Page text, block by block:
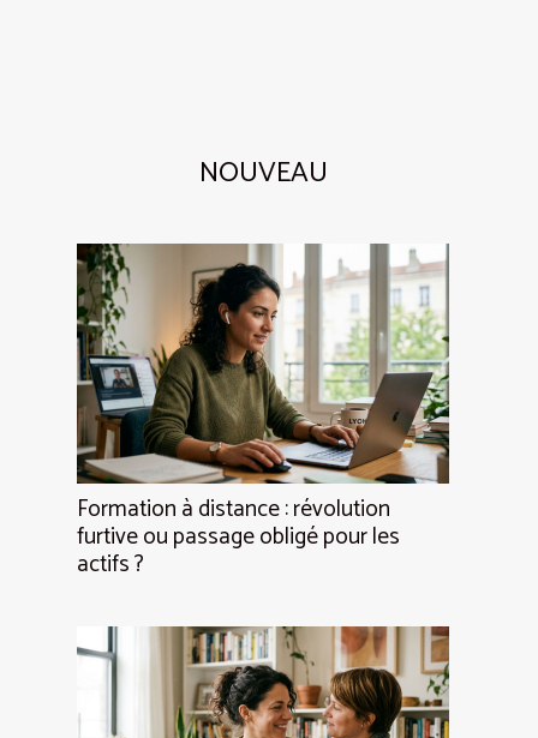
NOUVEAU
Formation à distance : révolution
furtive ou passage obligé pour les
actifs ?